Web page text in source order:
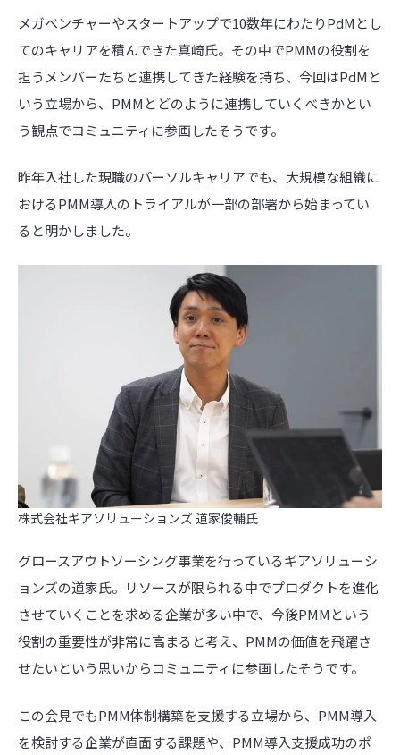
メガベンチャーやスタートアップで10数年にわたりPdM とし
てのキャリアを積んできた真崎氏。その中でPMMの役割を
担うメンバーたちと連携してきた経験を持ち、今回はPdM と
いう立場から、 PMM とどのように連携していくべきかとい
う観点でコミュニティに参画したそうです。
昨年入社した現職のパーソルキャリアでも、大規模な組織に
おけるPMM導入のトライアルが一部の部署から始まってい
ると明かしました。
株式会社ギアソリューションズ 道家俊輔氏
グロースアウトソーシング事業を行っているギアソリューシ
ョンズの道家氏。リソースが限られる中でプロダクトを進化
させていくことを求める企業が多い中で、今後PMM という
役割の重要性が非常に高まると考え、 PMMの価値を飛躍さ
せたいという思いからコミュニティに参画したそうです。
この会見でもPMM体制構築を支援する立場から、 PMM導入
を検討する企業が直面する課題や、 PMM導入支援成功のポ